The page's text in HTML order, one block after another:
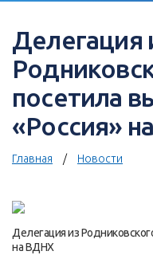
Делегация
посетила
«Россия»
Главная Новости
Делегация из
на ВДНХ